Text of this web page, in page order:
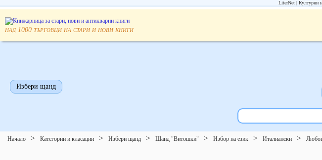
LiterNet Културни
над 1000 търговци на стари и нови книги
Избери щанд
Начало Категории и класации Избери щанд Щанд "Витошки" Избор на език Италиански